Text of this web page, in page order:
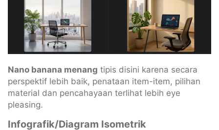
Nano banana menang tipis disini karena secara
perspektif lebih baik, penataan item-item, pilihan
material dan pencahayaan terlihat lebih eye
pleasing.
Infografik/Diagram Isometrik